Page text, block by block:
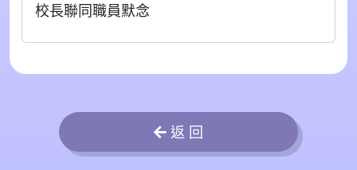
校長聯同職員默念
返 回